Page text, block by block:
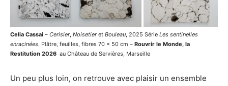
Celia Cassai – Cerisier, Noisetieret Bouleau, 2025 Série Les sentinelles
enracinées. Plâtre, feuilles, fibres 70 x 50 cm – Rouvrir le Monde, la
Restitution 2026 au Château de Servières, Marseille
Un peu plus loin, on retrouve avec plaisir un ensemble